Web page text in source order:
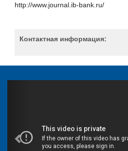
Единство
Журнал «Системный администратор»
Журнал «Первая миля»
http://www.journal.ib-bank.ru/
Контактная информация: